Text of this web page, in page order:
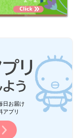
日お届け
アプリ